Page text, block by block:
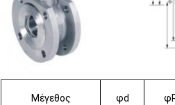
Μέγεθος φd